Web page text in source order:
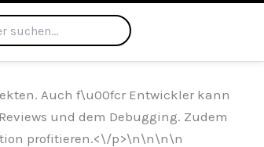
Auch f\u00fcr Entwickler kann
und dem Debugging. Zudem
profitieren.<\/p>\n\n\n\n